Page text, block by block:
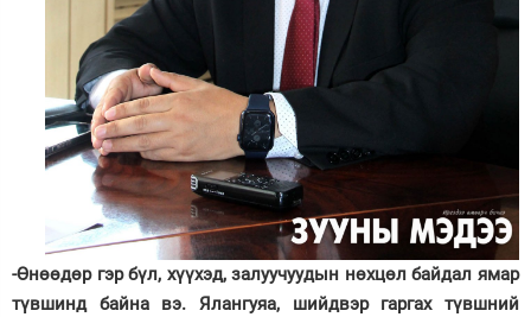
-Өнөөдөр гэр бүл, хүүхэд, залуучуудын нөхцөл байдал ямар
түвшинд байна вэ. Ялангуяа, шийдвэр гаргах түвшний